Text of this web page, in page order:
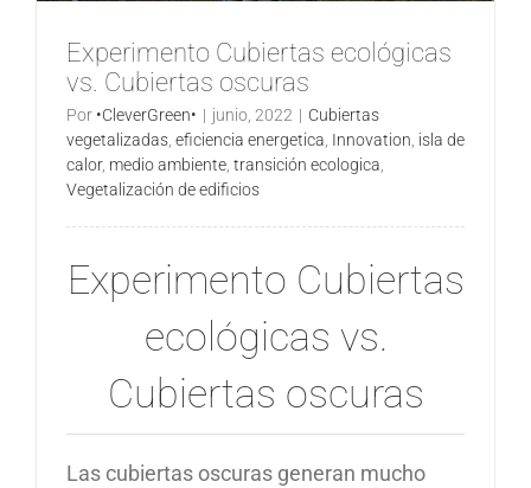
Experimento Cubiertas ecológicas
vs. Cubiertas oscuras
Por •CleverGreen• | junio, 2022 | Cubiertas
vegetalizadas eficiencia energetica Innovation isla de
calor, medio ambiente transición ecologica
Vegetalización de edificios
Experimento Cubiertas
ecológicas vs.
Cubiertas oscuras
Las cubiertas oscuras generan mucho